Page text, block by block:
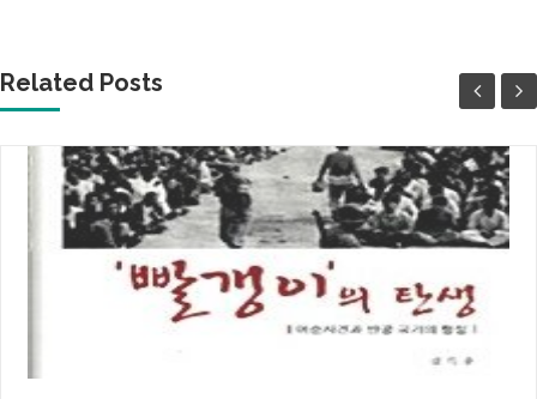
Related Posts